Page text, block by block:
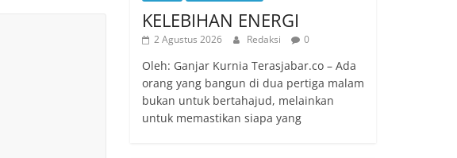
KELEBIHAN ENERGI
2 Agustus 2026 Redaksi 0
Oleh: Ganjar Kurnia Terasjabar.co – Ada
orang yang bangun di dua pertiga malam
bukan untuk bertahajud, melainkan
untuk memastikan siapa yang